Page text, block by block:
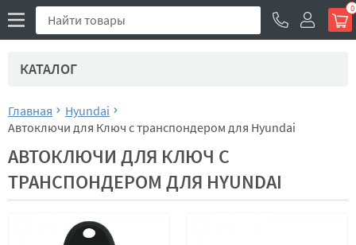
0
КАТАЛОГ
Главная
Hyundai
Автоключи для Ключ с транспондером для Hyundai
АВТОКЛЮЧИ ДЛЯ КЛЮЧ С
ТРАНСПОНДЕРОМ ДЛЯ HYUNDAI